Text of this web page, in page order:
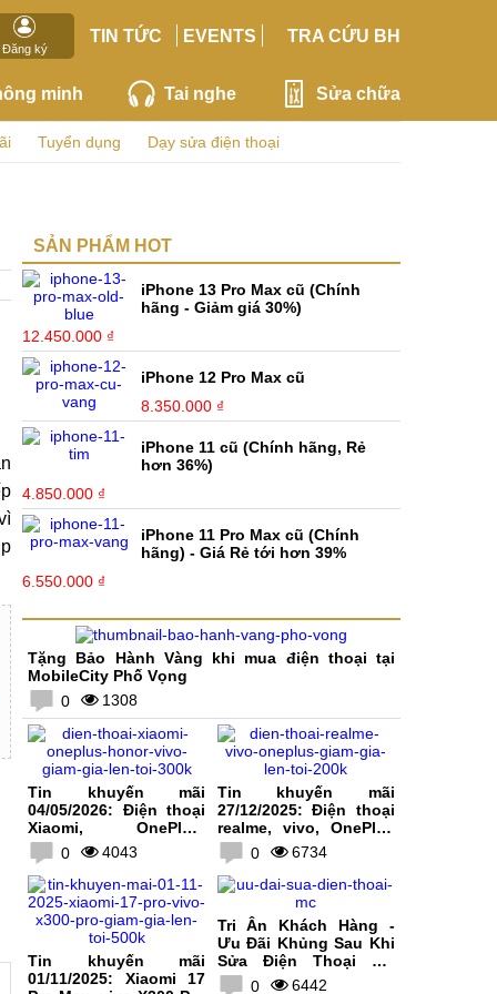
Đăng ký
TIN TỨC EVENTS TRA CỨU BH
minh Tai nghe Sửa chữa
Tuyển dụng Dạy sửa điện thoại
SẢN PHẨM HOT
iPhone 13 Pro Max cũ (Chính
hãng - Giảm giá 30%)
12.450.000 ₫
iPhone 12 Pro Max cũ
8.350.000 ₫
iPhone 11 cũ (Chính hãng, Rẻ
hơn 36%)
4.850.000 ₫
iPhone 11 Pro Max cũ (Chính
hãng) - Giá Rẻ tới hơn 39%
6.550.000 ₫
Tặng Bảo Hành Vàng khi mua điện thoại tại
MobileCity Phố Vọng
0
1308
Tin khuyến mãi
04/05/2026: Điện thoại
Xiaomi, OnePlus,
HONOR, vivo giảm giá
lên tới 300K
0 4043
Tin khuyến mãi
27/12/2025: Điện thoại
realme, vivo, OnePlus
giảm giá lên tới 200K
0 6734
Tin khuyến mãi
01/11/2025: Xiaomi 17
Tri Ân Khách Hàng -
Ưu Đãi Khủng Sau Khi
Sửa Điện Thoại Tại
MobileCity
0 6442